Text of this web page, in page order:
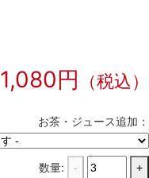
1,080円
（税込）
お茶・ジュース追加：
数量: - +